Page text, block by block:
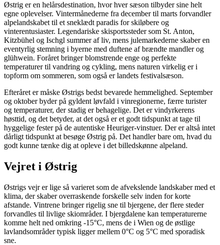
Østrig er en helårsdestination, hvor hver sæson tilbyder sine helt
egne oplevelser. Vintermånederne fra december til marts forvandler
alpelandskabet til et sneklædt paradis for skiløbere og
vinterentusiaster. Legendariske skisportssteder som St. Anton,
Kitzbühel og Ischgl summer af liv, mens julemarkederne skaber en
eventyrlig stemning i byerne med duftene af brændte mandler og
glühwein. Foråret bringer blomstrende enge og perfekte
temperaturer til vandring og cykling, mens naturen virkelig er i
topform om sommeren, som også er landets festivalsæson.
Efteråret er måske Østrigs bedst bevarede hemmelighed. September
og oktober byder på gyldent løvfald i vinregionerne, færre turister
og temperaturer, der stadig er behagelige. Det er vindyrkerens
høsttid, og det betyder, at det også er et godt tidspunkt at tage til
hyggelige fester på de autentiske Heuriger-vinstuer. Der er altså intet
dårligt tidspunkt at besøge Østrig på. Det handler bare om, hvad du
godt kunne tænke dig at opleve i det billedskønne alpeland.
Vejret i Østrig
Østrigs vejr er lige så varieret som de afvekslende landskaber med et
klima, der skaber overraskende forskelle selv inden for korte
afstande. Vintrene bringer rigelig sne til bjergene, der flere steder
forvandles til livlige skiområder. I bjergdalene kan temperaturerne
komme helt ned omkring -15°C, mens de i Wien og de østlige
lavlandsområder typisk ligger mellem 0°C og 5°C med sporadisk
sne.